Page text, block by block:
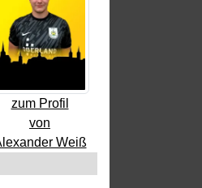
zum Profil
von
Weiß